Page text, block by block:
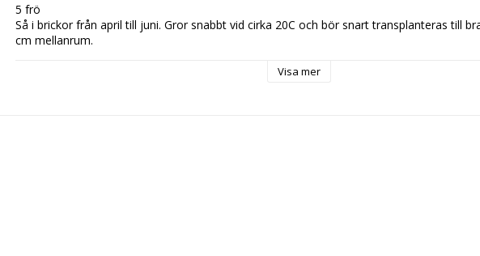
5 frö
Så i brickor från april till juni. Gror snabbt vid cirka 20C och bör snart transplanteras till
cm mellanrum.
Visa mer